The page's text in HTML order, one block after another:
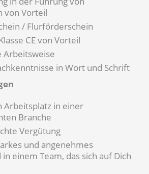
von Vorteil
/ Flurförderschein
CE von Vorteil
Arbeitsweise
in Wort und Schrift
Arbeitsplatz in einer
Branche
Vergütung
und angenehmes
einem Team, das sich auf Dich